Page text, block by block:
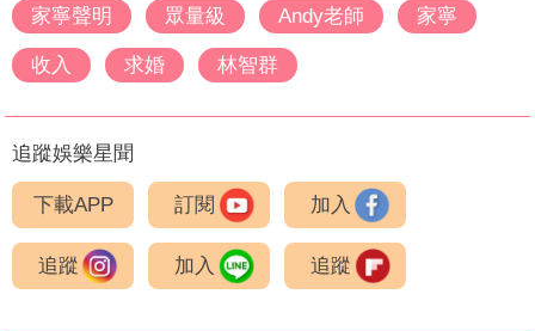
家寧聲明
眾量級 Andy老師 家寧
收入 求婚 林智群
追蹤娛樂星聞
下載APP 訂閱 加入
追蹤 加入 追蹤